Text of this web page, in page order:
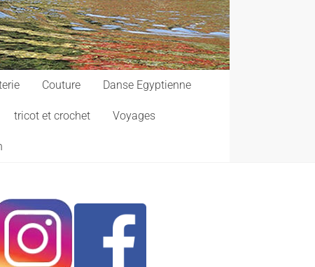
Couture Danse Egyptienne
tricot et crochet Voyages